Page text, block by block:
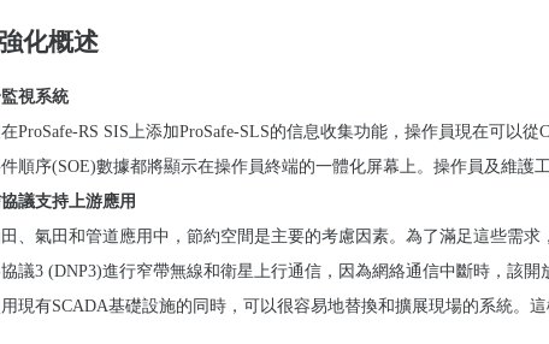
化概述
視系統
ProSafe-RS SIS上添加ProSafe-SLS的信息收集功能，操作員現在可以
順序(SOE)數據都將顯示在操作員終端的一體化屏幕上。操作員及維護
議支持上游應用
、氣田和管道應用中，節約空間是主要的考慮因素。為了滿足這些需
議3 (DNP3)進行窄帶無線和衛星上行通信，因為網絡通信中斷時，該
現有SCADA基礎設施的同時，可以很容易地替換和擴展現場的系統。這